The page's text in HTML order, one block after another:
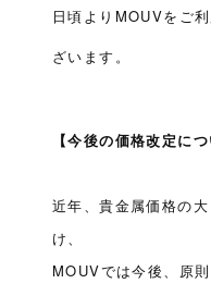
日頃よりMOUVをご
ざいます。
【今後の価格改定につ
近年、貴金属価格の
け、
MOUVでは今後、原